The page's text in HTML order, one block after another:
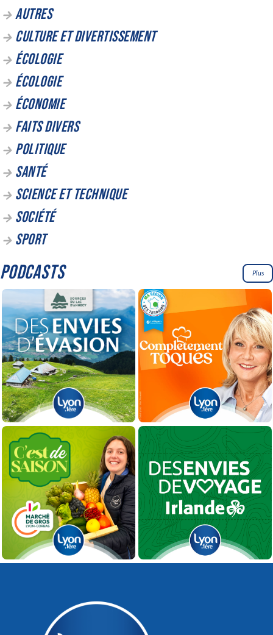
AUTRES
CULTURE ET DIVERTISSEMENT
ÉCOLOGIE
ÉCOLOGIE
ÉCONOMIE
FAITS DIVERS
POLITIQUE
SANTÉ
SCIENCE ET TECHNIQUE
SOCIÉTÉ
SPORT
PODCASTS Plus